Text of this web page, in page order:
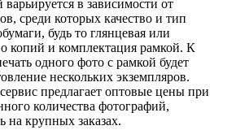
в зависимости от
среди которых качество и тип
будь то глянцевая или
копий и комплектация рамкой. К
одного фото с рамкой будет
нескольких экземпляров.
предлагает оптовые цены при
количества фотографий,
на крупных заказах.